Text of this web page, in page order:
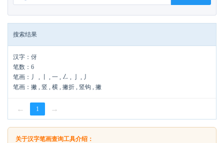
搜索结果
汉字：伢
笔数：6
笔画：丿 , 丨 , 一 , 𠃋 , 亅 , 丿
笔画：撇 , 竖 , 横 , 撇折 , 竖钩 , 撇
← 1 →
关于汉字笔画查询工具介绍：